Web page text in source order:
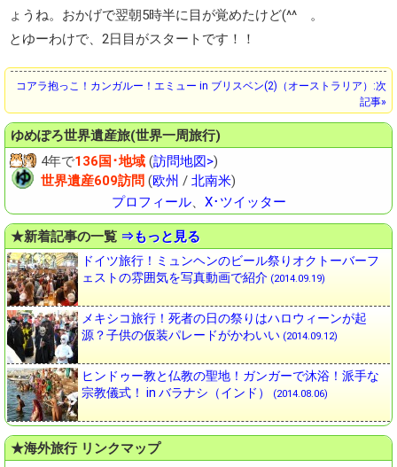
ょうね。おかげで翌朝5時半に目が覚めたけど(^^ゞ。
とゆーわけで、2日目がスタートです！！
コアラ抱っこ！カンガルー！エミュー in ブリスベン(2)（オーストラリア）:次
記事»
ゆめぽろ世界遺産旅(世界一周旅行)
4年で136国･地域 (訪問地図>)
世界遺産609訪問 (欧州 / 北南米)
プロフィール、 X･ツイッター
★新着記事の一覧 ⇒もっと見る
ドイツ旅行！ミュンヘンのビール祭りオクトーバーフ
ェストの雰囲気を写真動画で紹介 (2014.09.19)
メキシコ旅行！死者の日の祭りはハロウィーンが起
源？子供の仮装パレードがかわいい (2014.09.12)
ヒンドゥー教と仏教の聖地！ガンガーで沐浴！派手な
宗教儀式！ in バラナシ（インド）
(2014.08.06)
★海外旅行 リンクマップ